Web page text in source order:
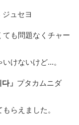
ュセヨ
ても問題なくチャー
けないけど...。
」 プタカムニダ
らえました。